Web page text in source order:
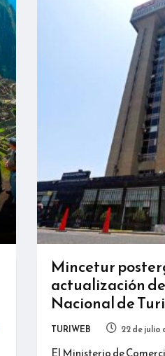
Mincetur
actualización
Nacional de
TURIWEB 22 de julio
El Ministerio de